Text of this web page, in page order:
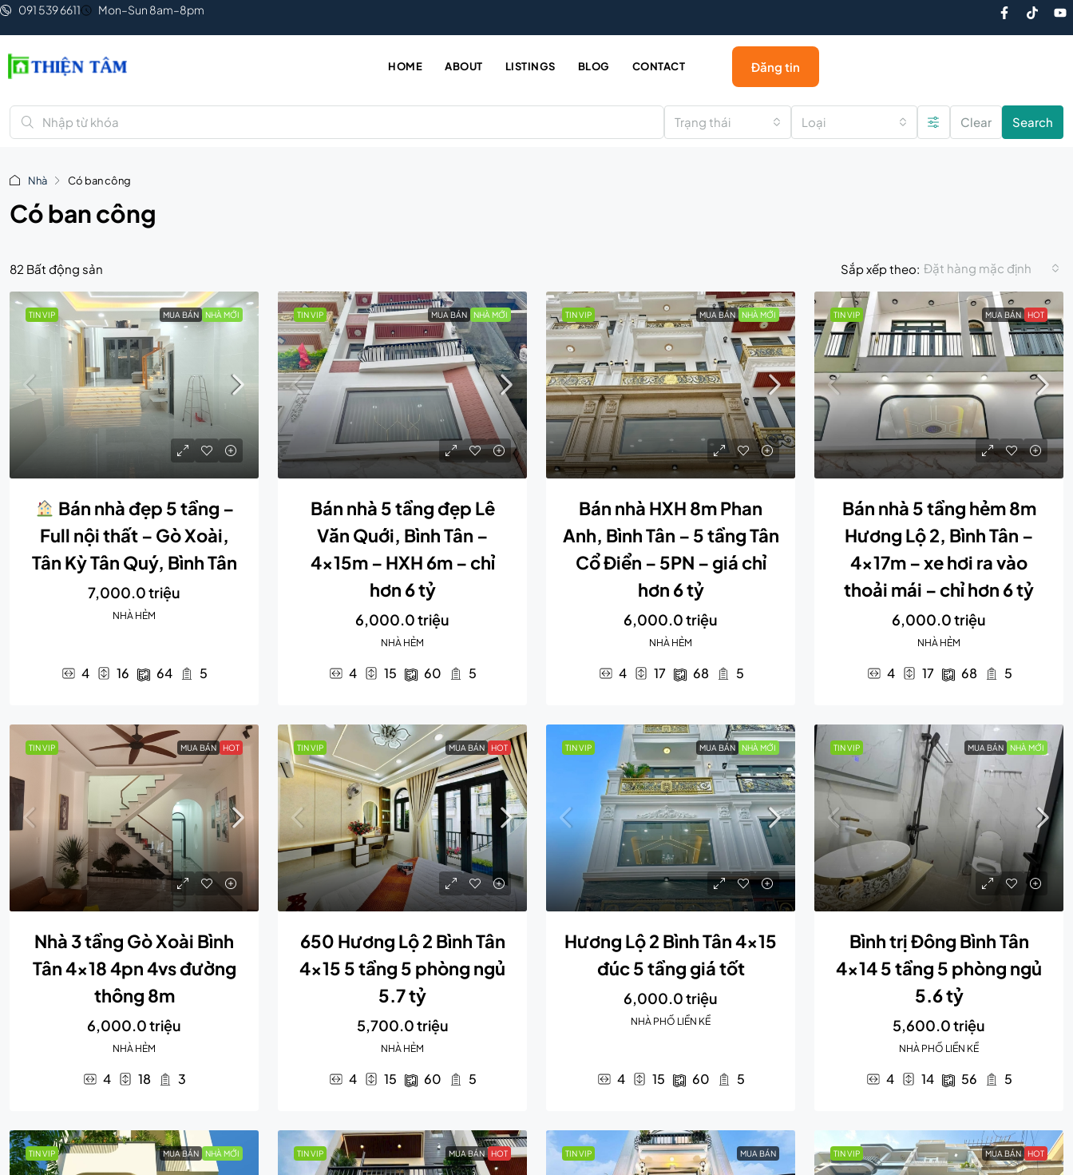
091 539 6611 Mon–Sun 8am–8pm
HOME ABOUT LISTINGS BLOG CONTACT Đăng tin
Trạng thái Loại Clear Search
Nhà Có ban công
Có ban công
82 Bất động sản Sắp xếp theo: Đặt hàng mặc định
TIN VIP MUA BÁN NHÀ MỚI
Bán nhà đẹp 5 tầng –
Full nội thất – Gò Xoài,
Tân Kỳ Tân Quý, Bình Tân
7,000.0 triệu
NHÀ HẺM
4 16 64 5
TIN VIP MUA BÁN NHÀ MỚI
Bán nhà 5 tầng đẹp Lê
Văn Quới, Bình Tân –
4x15m – HXH 6m – chỉ
hơn 6 tỷ
6,000.0 triệu
NHÀ HẺM
4 15 60 5
TIN VIP MUA BÁN NHÀ MỚI
Bán nhà HXH 8m Phan
Anh, Bình Tân – 5 tầng Tân
Cổ Điển – 5PN – giá chỉ
hơn 6 tỷ
6,000.0 triệu
NHÀ HẺM
4 17 68 5
TIN VIP MUA BÁN HOT
Bán nhà 5 tầng hẻm 8m
Hương Lộ 2, Bình Tân –
4x17m – xe hơi ra vào
thoải mái – chỉ hơn 6 tỷ
6,000.0 triệu
NHÀ HẺM
4 17 68 5
TIN VIP MUA BÁN HOT
Nhà 3 tầng Gò Xoài Bình
Tân 4×18 4pn 4vs đường
thông 8m
6,000.0 triệu
NHÀ HẺM
4 18 3
TIN VIP MUA BÁN HOT
650 Hương Lộ 2 Bình Tân
4×15 5 tầng 5 phòng ngủ
5.7 tỷ
5,700.0 triệu
NHÀ HẺM
4 15 60 5
TIN VIP MUA BÁN NHÀ MỚI
Hương Lộ 2 Bình Tân 4×15
đúc 5 tầng giá tốt
6,000.0 triệu
NHÀ PHỐ LIỀN KỀ
4 15 60 5
TIN VIP MUA BÁN NHÀ MỚI
Bình trị Đông Bình Tân
4×14 5 tầng 5 phòng ngủ
5.6 tỷ
5,600.0 triệu
NHÀ PHỐ LIỀN KỀ
4 14 56 5
TIN VIP MUA BÁN NHÀ MỚI TIN VIP MUA BÁN HOT TIN VIP MUA BÁN TIN VIP MUA BÁN HOT